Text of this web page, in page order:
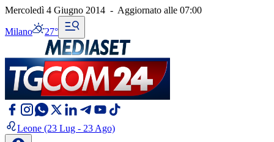
Mercoledì 4 Giugno 2014 - Aggiornato alle 07:00
Milano 27°
Leone (23 Lug - 23 Ago)